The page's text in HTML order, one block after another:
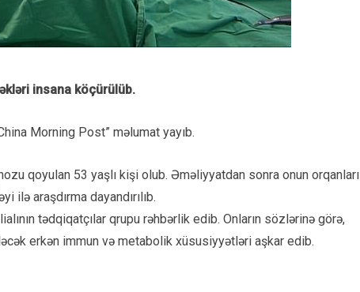
insana köçürülüb.
Morning Post” məlumat yayıb.
qoyulan 53 yaşlı kişi olub. Əməliyyatdan sonra onun orqanları
araşdırma dayandırılıb.
tədqiqatçılar qrupu rəhbərlik edib. Onların sözlərinə görə,
erkən immun və metabolik xüsusiyyətləri aşkar edib.